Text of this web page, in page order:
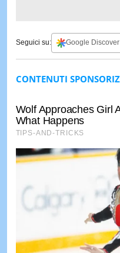
Seguici su: Google Discover